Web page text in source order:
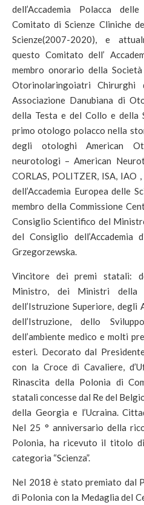
dell’Accademia Polacca
Comitato di Scienze Cliniche
Scienze(2007-2020), e
questo Comitato dell’
membro onorario della
Otorinolaringoiatri
Associazione Danubiana di
della Testa e del Collo e della
primo otologo polacco nella
degli otologhi American
neurotologi – American
CORLAS, POLITZER, ISA, IAO
dell’Accademia Europea delle
membro della Commissione
Consiglio Scientifico del
del Consiglio dell’Accademia
Grzegorzewska.
Vincitore dei premi statali:
Ministro, dei Ministri della
dell’Istruzione Superiore, degli
dell’Istruzione, dello
dell’ambiente medico e molti
esteri. Decorato dal
con la Croce di Cavaliere,
Rinascita della Polonia di
statali concesse dal Re del
della Georgia e l’Ucraina.
Nel 25 ° anniversario della
Polonia, ha ricevuto il titolo
categoria “Scienza”.
Nel 2018 è stato premiato dal
di Polonia con la Medaglia del